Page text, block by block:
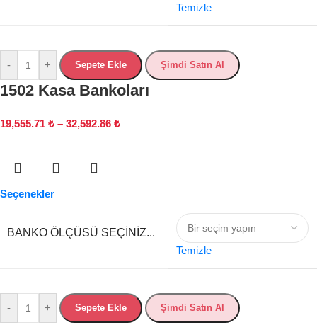
Temizle
- + Sepete Ekle Şimdi Satın Al
1502 Kasa Bankoları
19,555.71 ₺ – 32,592.86 ₺
Seçenekler
BANKO ÖLÇÜSÜ SEÇINIZ...
Temizle
- + Sepete Ekle Şimdi Satın Al